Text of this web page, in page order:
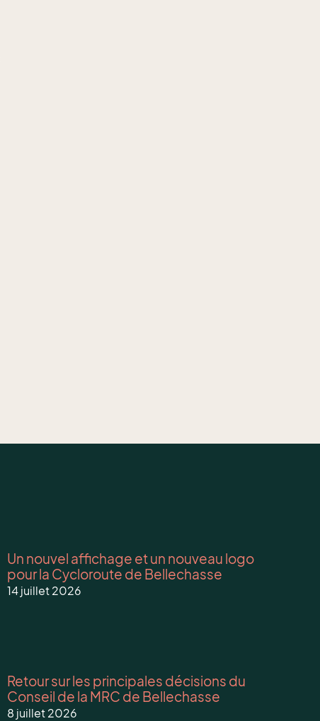
Un nouvel affichage et un nouveau logo
pour la Cycloroute de Bellechasse
14 juillet 2026
Retour sur les principales décisions du
Conseil de la MRC de Bellechasse
8 juillet 2026